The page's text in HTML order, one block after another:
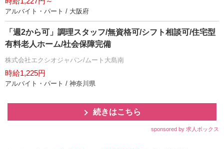
アルバイト・パート / 大阪府
「週2から可」調理スタッフ/無資格可/シフト相談可/住宅型
有料老人ホーム/社会保障完備
株式会社エクシオジャパン/ムート大島南
時給1,225円
アルバイト・パート / 神奈川県
続きはこちら
sponsored by 求人ボックス